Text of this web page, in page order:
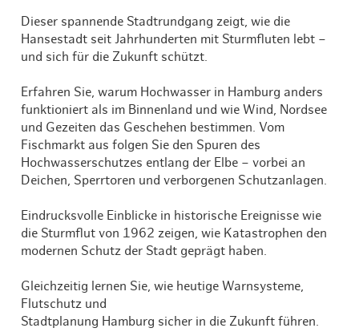
Dieser spannende Stadtrundgang zeigt, wie die
Hansestadt seit Jahrhunderten mit Sturmfluten lebt –
und sich für die Zukunft schützt.
Erfahren Sie, warum Hochwasser in Hamburg anders
funktioniert als im Binnenland und wie Wind, Nordsee
und Gezeiten das Geschehen bestimmen. Vom
Fischmarkt aus folgen Sie den Spuren des
Hochwasserschutzes entlang der Elbe – vorbei an
Deichen, Sperrtoren und verborgenen Schutzanlagen.
Eindrucksvolle Einblicke in historische Ereignisse wie
die Sturmflut von 1962 zeigen, wie Katastrophen den
modernen Schutz der Stadt geprägt haben.
Gleichzeitig lernen Sie, wie heutige Warnsysteme,
Flutschutz und
Stadtplanung Hamburg sicher in die Zukunft führen.